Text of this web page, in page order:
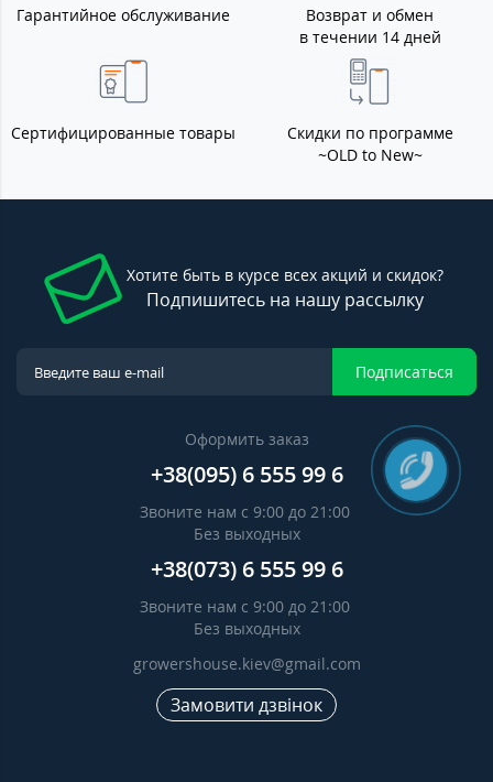
Гарантийное обслуживание
Возврат и обмен
в течении 14 дней
Сертифицированные товары
Скидки по программе
~OLD to New~
Хотите быть в курсе всех акций и скидок?
Подпишитесь на нашу рассылку
Подписаться
Оформить заказ
+38(095) 6 555 99 6
Звоните нам с 9:00 до 21:00
Без выходных
+38(073) 6 555 99 6
Звоните нам с 9:00 до 21:00
Без выходных
growershouse.kiev@gmail.com
Замовити дзвінок